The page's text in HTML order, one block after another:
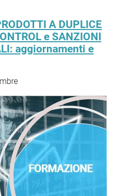
A DUPLICE
e SANZIONI
aggiornamenti e